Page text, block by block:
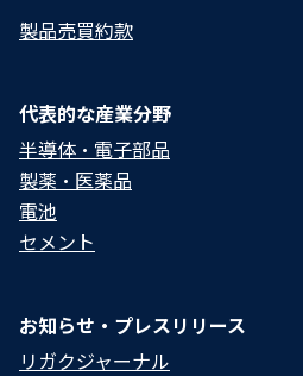
製品売買約款
代表的な産業分野
半導体・電子部品
製薬・医薬品
電池
セメント
お知らせ・プレスリリース
リガクジャーナル